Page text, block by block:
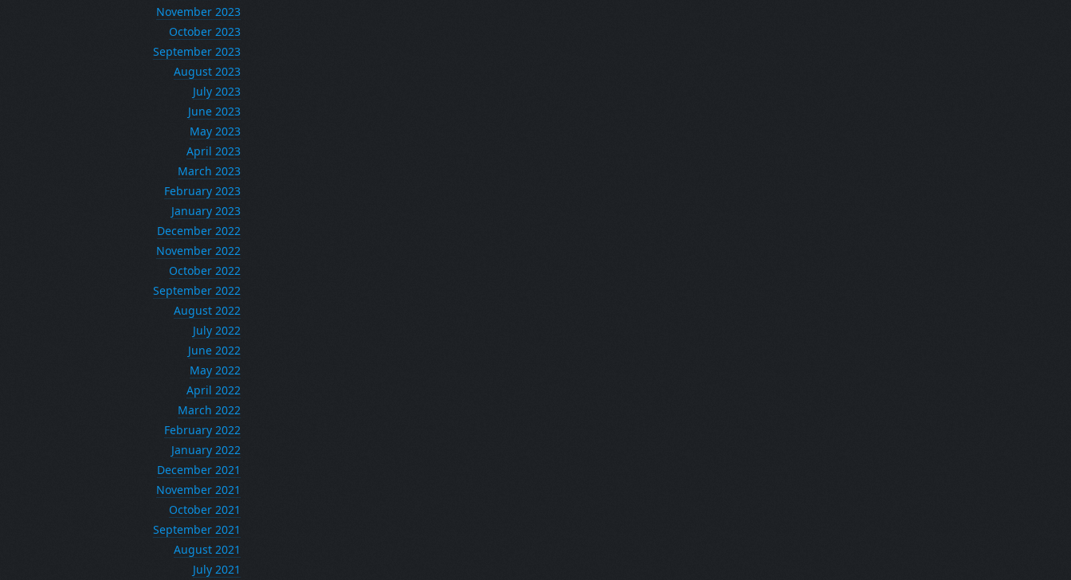
November 2023
October 2023
September 2023
August 2023
July 2023
June 2023
May 2023
April 2023
March 2023
February 2023
January 2023
December 2022
November 2022
October 2022
September 2022
August 2022
July 2022
June 2022
May 2022
April 2022
March 2022
February 2022
January 2022
December 2021
November 2021
October 2021
September 2021
August 2021
July 2021